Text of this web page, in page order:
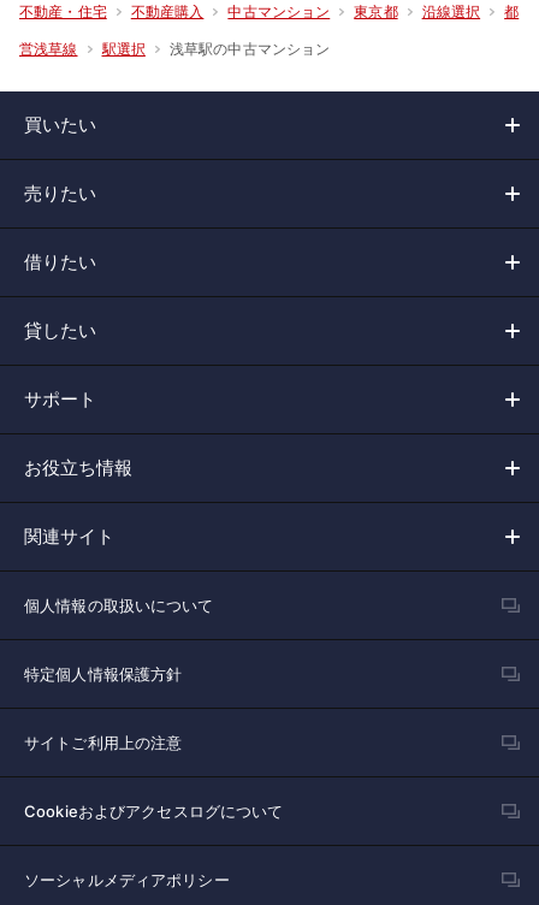
不動産・住宅 不動産購入 中古マンション 東京都 沿線選択 都
営浅草線 駅選択 浅草駅の中古マンション
買いたい
売りたい
借りたい
貸したい
サポート
お役立ち情報
関連サイト
個人情報の取扱いについて
特定個人情報保護方針
サイトご利用上の注意
Cookieおよびアクセスログについて
ソーシャルメディアポリシー